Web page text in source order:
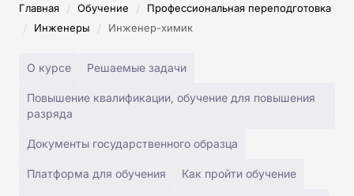
Главная / Обучение / Профессиональная переподготовка
/ Инженеры / Инженер-химик
О курсе Решаемые задачи
Повышение квалификации, обучение для повышения
разряда
Документы государственного образца
Платформа для обучения Как пройти обучение